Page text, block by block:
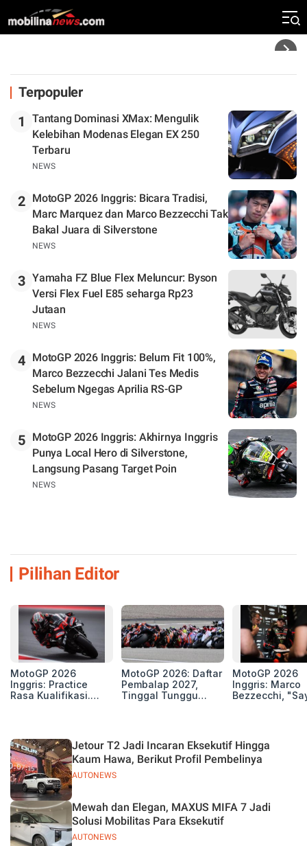
Rekor Kecepatan Silverstone!
Terpopuler
1
Tantang Dominasi XMax: Mengulik
Kelebihan Modenas Elegan EX 250
Terbaru
NEWS
2
MotoGP 2026 Inggris: Bicara Tradisi,
Marc Marquez dan Marco Bezzecchi Tak
Bakal Juara di Silverstone
NEWS
3 Yamaha FZ Blue Flex Meluncur: Byson
Versi Flex Fuel E85 seharga Rp23
Jutaan
NEWS
4
MotoGP 2026 Inggris: Belum Fit 100%,
Marco Bezzecchi Jalani Tes Medis
Sebelum Ngegas Aprilia RS-GP
NEWS
5
MotoGP 2026 Inggris: Akhirnya Inggris
Punya Local Hero di Silverstone,
Langsung Pasang Target Poin
NEWS
Pilihan Editor
MotoGP 2026
Inggris: Practice
Rasa Kualifikasi.
Silverstone!
MotoGP 2026: Daftar
Pembalap 2027,
Tinggal Tunggu
MotoGP 2026
Inggris: Marco
Bezzecchi,
AUTONEWS
Jetour T2 Jadi Incaran Eksekutif Hingga
Kaum Hawa, Berikut Profil Pembelinya
AUTONEWS
Mewah dan Elegan, MAXUS MIFA 7 Jadi
Solusi Mobilitas Para Eksekutif